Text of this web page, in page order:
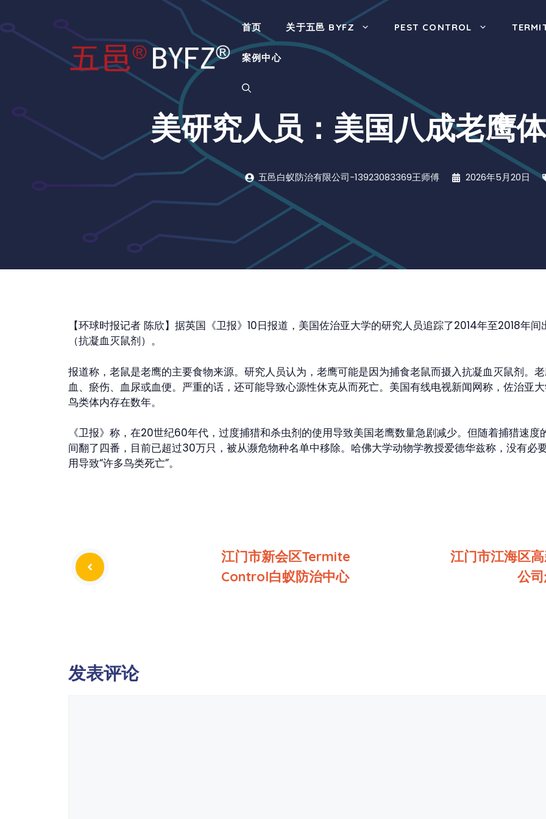
至
内
首页 关于五邑 BYFZ PEST CONTROL
案例中心
美研究人员：美国八成老鹰
五邑白蚁防治有限公司-13923083369王师傅 2026年5月20日
【环球时报记者 陈欣】据英国《卫报》10日报道，美国佐治亚大学的研究人员追踪了2014年至2018年
（抗凝血灭鼠剂）。
报道称，老鼠是老鹰的主要食物来源。研究人员认为，老鹰可能是因为捕食老鼠而摄入抗凝血灭鼠剂。
血、瘀伤、血尿或血便。严重的话，还可能导致心源性休克从而死亡。美国有线电视新闻网称，佐治亚
鸟类体内存在数年。
《卫报》称，在20世纪60年代，过度捕猎和杀虫剂的使用导致美国老鹰数量急剧减少。但随着捕猎速
间翻了四番，目前已超过30万只，被从濒危物种名单中移除。哈佛大学动物学教授爱德华兹称，没有必
用导致“许多鸟类死亡”。
江门市新会区Termite
Control白蚁防治中心
江门市江海区
公
发表评论